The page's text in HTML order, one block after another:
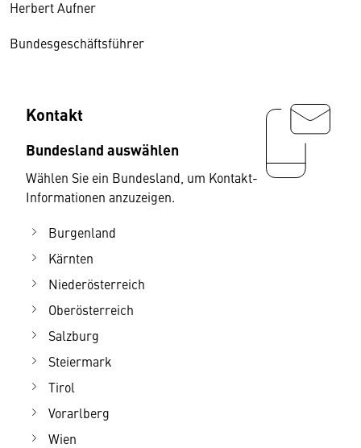
Herbert Aufner
Bundesgeschäftsführer
Kontakt
Bundesland auswählen
Wählen Sie ein Bundesland, um Kontakt-
Informationen anzuzeigen.
Burgenland
Kärnten
Niederösterreich
Oberösterreich
Salzburg
Steiermark
Tirol
Vorarlberg
Wien